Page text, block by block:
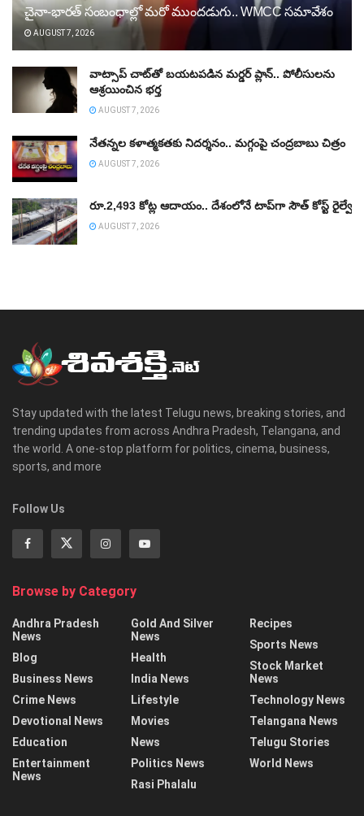
చైనా-భారత్ సంబంధాల్లో మరో ముందడుగు.. WMCC సమావేశం
AUGUST 7, 2026
వాట్సాప్ చాట్‌తో బయటపడిన మర్డర్ ప్లాన్.. పోలీసులను
ఆశ్రయించిన భర్త
AUGUST 7, 2026
నేతన్నల కళాత్మకతకు నిదర్శనం.. మగ్గంపై చంద్రబాబు చిత్రం
AUGUST 7, 2026
రూ.2,493 కోట్ల ఆదాయం.. దేశంలోనే టాప్‌గా సౌత్ కోస్ట్ రైల్వే
AUGUST 7, 2026
Stay updated with the latest Telugu news, breaking stories, and
trending updates from across Andhra Pradesh, Telangana, and
the world. A one-stop platform for politics, cinema, business,
sports, and more
Follow Us
Browse by Category
Andhra Pradesh
News
Blog
Business News
Crime News
Devotional News
Education
Entertainment
News
Gold And Silver
News
Health
India News
Lifestyle
Movies
News
Politics News
Rasi Phalalu
Recipes
Sports News
Stock Market
News
Technology News
Telangana News
Telugu Stories
World News